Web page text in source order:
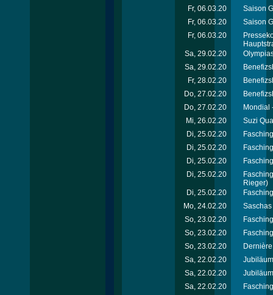
Fr, 06.03.20
Saison
Fr, 06.03.20
Saison
Fr, 06.03.20
Sa, 29.02.20
Sa, 29.02.20
Fr, 28.02.20
Do, 27.02.20
Do, 27.02.20
Mondial
Mi, 26.02.20
Suzi
Di, 25.02.20
Di, 25.02.20
Di, 25.02.20
Di, 25.02.20
Rieger)
Di, 25.02.20
Mo, 24.02.20
So, 23.02.20
So, 23.02.20
So, 23.02.20
Sa, 22.02.20
Sa, 22.02.20
Sa, 22.02.20